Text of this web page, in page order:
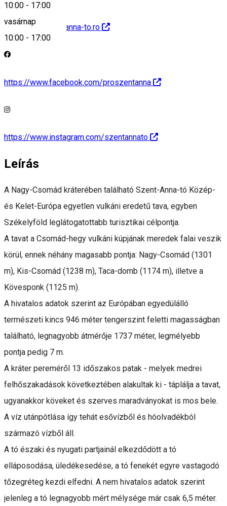
10:00 - 17:00
vasárnap
10:00 - 17:00
http://www.szentanna-to.ro
https://www.facebook.com/proszentanna
https://www.instagram.com/szentannato
Leírás
A Nagy-Csomád kráterében található Szent-Anna-tó Közép-
és Kelet-Európa egyetlen vulkáni eredetű tava, egyben
Székelyföld leglátogatottabb turisztikai célpontja.
A tavat a Csomád-hegy vulkáni kúpjának meredek falai veszik
körül, ennek néhány magasabb pontja: Nagy-Csomád (1301
m), Kis-Csomád (1238 m), Taca-domb (1174 m), illetve a
Kövesponk (1125 m).
A hivatalos adatok szerint az Európában egyedülálló
természeti kincs 946 méter tengerszint feletti magasságban
található, legnagyobb átmérője 1737 méter, legmélyebb
pontja pedig 7 m.
A kráter pereméről 13 időszakos patak - melyek medrei
felhőszakadások következtében alakultak ki - táplálja a tavat,
ugyanakkor köveket és szerves maradványokat is mos bele.
A víz utánpótlása így tehát esővízből és hóolvadékból
származó vízből áll.
A tó északi és nyugati partjainál elkezdődött a tó
elláposodása, üledékesedése, a tó fenekét egyre vastagodó
tőzegréteg kezdi elfedni. A nem hivatalos adatok szerint
jelenleg a tó legnagyobb mért mélysége már csak 6,5 méter.